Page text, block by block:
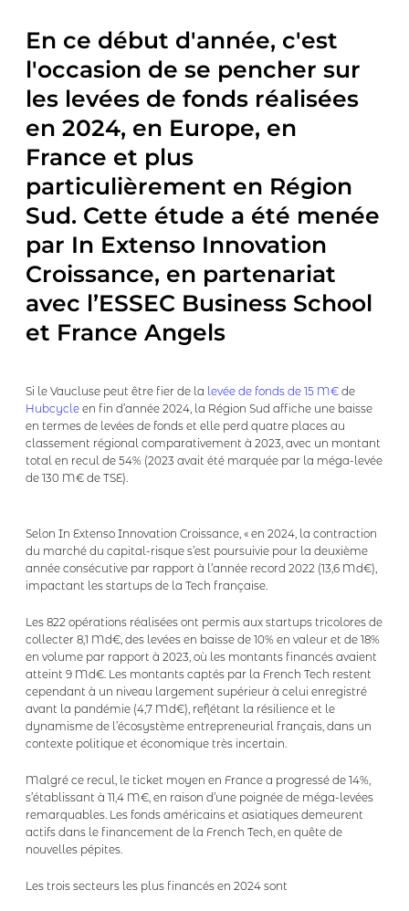
En ce début d'année, c'est
l'occasion de se pencher sur
les levées de fonds réalisées
en 2024, en Europe, en
France et plus
particulièrement en Région
Sud. Cette étude a été menée
par In Extenso Innovation
Croissance, en partenariat
avec l’ESSEC Business School
et France Angels
Si le Vaucluse peut être fier de la levée de fonds de 15 M€ de
Hubcycle en fin d’année 2024, la Région Sud affiche une baisse
en termes de levées de fonds et elle perd quatre places au
classement régional comparativement à 2023, avec un montant
total en recul de 54% (2023 avait été marquée par la méga-levée
de 130 M€ de TSE).
Selon In Extenso Innovation Croissance, « en 2024, la contraction
du marché du capital-risque s’est poursuivie pour la deuxième
année consécutive par rapport à l’année record 2022 (13,6 Md€),
impactant les startups de la Tech française.
Les 822 opérations réalisées ont permis aux startups tricolores de
collecter 8,1 Md€, des levées en baisse de 10% en valeur et de 18%
en volume par rapport à 2023, où les montants financés avaient
atteint 9 Md€. Les montants captés par la French Tech restent
cependant à un niveau largement supérieur à celui enregistré
avant la pandémie (4,7 Md€), reflétant la résilience et le
dynamisme de l’écosystème entrepreneurial français, dans un
contexte politique et économique très incertain.
Malgré ce recul, le ticket moyen en France a progressé de 14%,
s’établissant à 11,4 M€, en raison d’une poignée de méga-levées
remarquables. Les fonds américains et asiatiques demeurent
actifs dans le financement de la French Tech, en quête de
nouvelles pépites.
Les trois secteurs les plus financés en 2024 sont